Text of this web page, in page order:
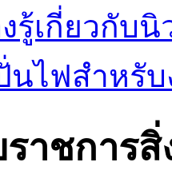
เกี่ยวกับนิ
นไฟสำหรั
าชการสิ่